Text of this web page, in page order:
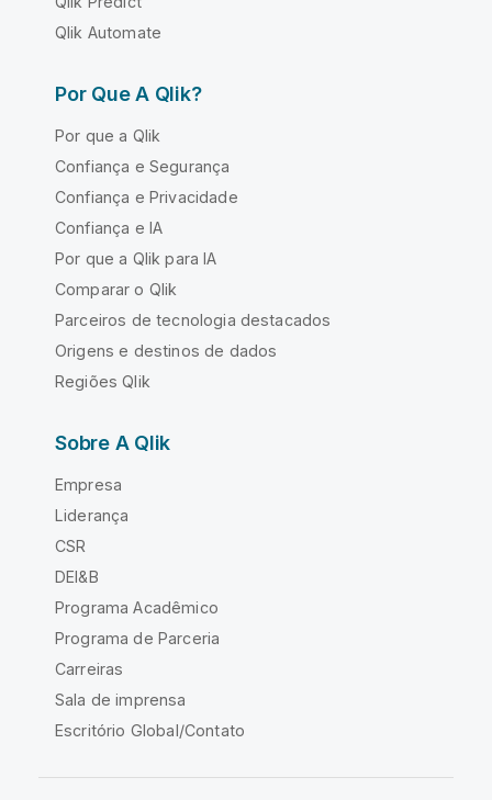
Qlik Automate
Por Que A Qlik?
Por que a Qlik
Confiança e Segurança
Confiança e Privacidade
Confiança e IA
Por que a Qlik para IA
Comparar o Qlik
Parceiros de tecnologia destacados
Origens e destinos de dados
Regiões Qlik
Sobre A Qlik
Empresa
Liderança
CSR
DEI&B
Programa Acadêmico
Programa de Parceria
Carreiras
Sala de imprensa
Escritório Global/Contato